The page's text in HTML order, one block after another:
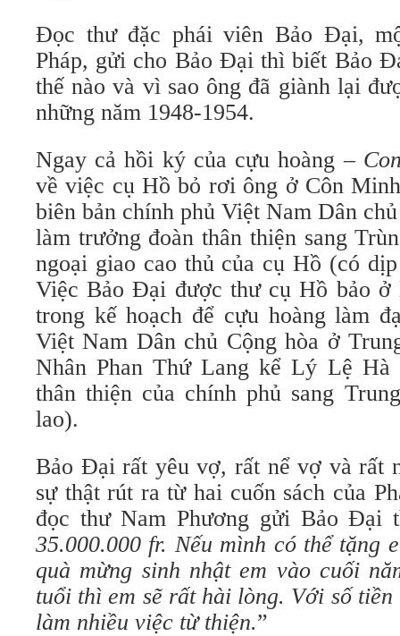
Đọc thư đặc phái viên Bảo Đại,
Pháp, gửi cho Bảo Đại thì biết Bảo
thế nào và vì sao ông đã giành lại
những năm 1948-1954.
Ngay cả hồi ký của cựu hoàng –
về việc cụ Hồ bỏ rơi ông ở Côn
biên bản chính phủ Việt Nam Dân
làm trưởng đoàn thân thiện sang
ngoại giao cao thủ của cụ Hồ (có
Việc Bảo Đại được thư cụ Hồ bảo ở
trong kế hoạch để cựu hoàng làm
Việt Nam Dân chủ Cộng hòa ở
Nhân Phan Thứ Lang kể Lý Lệ Hà
thân thiện của chính phủ sang
lao).
Bảo Đại rất yêu vợ, rất nể vợ và rất
sự thật rút ra từ hai cuốn sách của
đọc thư Nam Phương gửi Bảo Đại
35.000.000 fr. Nếu mình có thể tặng
quà mừng sinh nhật em vào cuối
tuổi thì em sẽ rất hài lòng. Với số tiền
làm nhiều việc từ thiện.”